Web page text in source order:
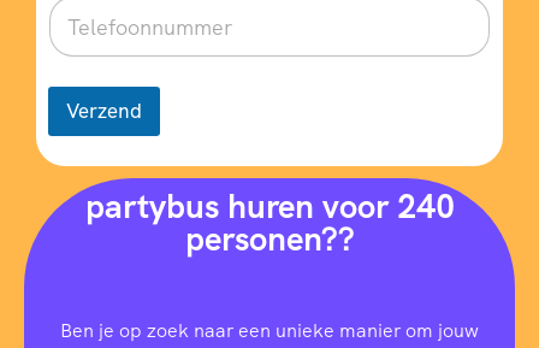
Verzend
partybus huren voor 240
personen??
Ben je op zoek naar een unieke manier om jouw